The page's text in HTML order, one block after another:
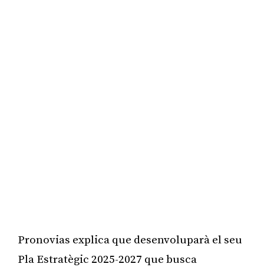
Pronovias explica que desenvoluparà el seu
Pla Estratègic 2025-2027 que busca